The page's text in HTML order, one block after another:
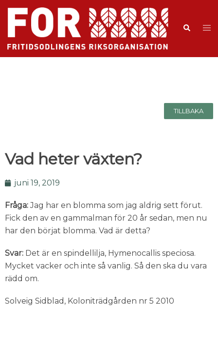
TILLBAKA
Vad heter växten?
juni 19, 2019
Fråga:Jag har en blomma som jag aldrig sett förut.
Fick den av en gammalman för 20 år sedan, men nu
har den börjat blomma. Vad är detta?
Svar: Det är en spindellilja, Hymenocallis speciosa.
Mycket vacker och inte så vanlig. Så den ska du vara
rädd om.
Solveig Sidblad, Koloniträdgården nr 5 2010